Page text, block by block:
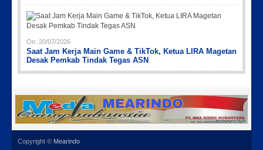
On: 20/07/2026
Saat Jam Kerja Main Game & TikTok, Ketua LIRA Magetan
Desak Pemkab Tindak Tegas ASN
Copyright © Mearindo